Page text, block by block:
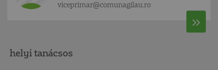
viceprimar@comunagilau.ro
helyi tanácsos